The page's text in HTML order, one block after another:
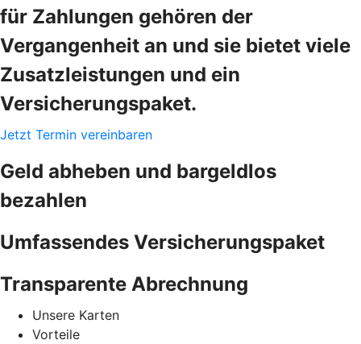
für Zahlungen gehören der
Vergangenheit an und sie bietet viele
Zusatzleistungen und ein
Versicherungspaket.
Jetzt Termin vereinbaren
Geld abheben und bargeldlos
bezahlen
Umfassendes Versicherungspaket
Transparente Abrechnung
Unsere Karten
Vorteile